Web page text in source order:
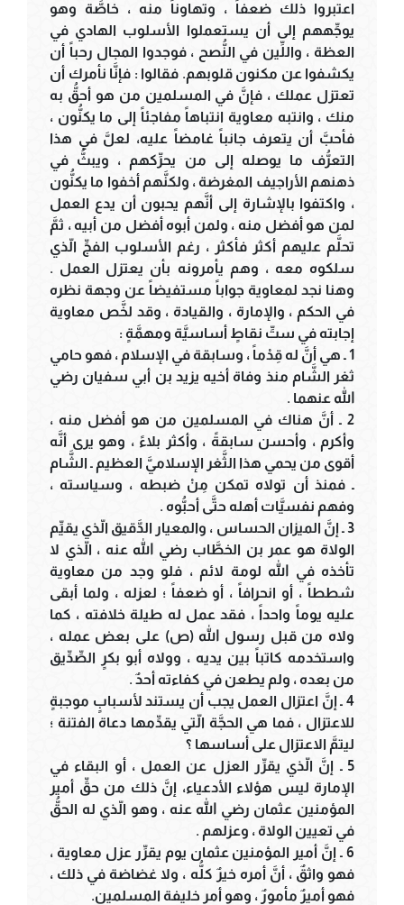
اعتبروا ذلك ضعفاً ، وتهاوناً منه ، خاصَّة وهو
يوجِّههم إلى أن يستعملوا الأسلوب الهادي في
العظة ، واللِّين في النُّصح ، فوجدوا المجال رحباً أن
يكشفوا عن مكنون قلوبهم. فقالوا : فإنَّا نأمرك أن
تعتزل عملك ، فإنَّ في المسلمين من هو أحقُّ به
منك ، وانتبه معاوية انتباهاً مفاجئاً إلى ما يكنُّون ،
فأحبَّ أن يتعرف جانباً غامضاً عليه، لعلَّ في هذا
التعرُّف ما يوصله إلى من يحرِّكهم ، ويبثُّ في
ذهنهم الأراجيف المغرضة ، ولكنَّهم أخفوا ما يكنُّون
، واكتفوا بالإشارة إلى أنَّهم يحبون أن يدع العمل
لمن هو أفضل منه ، ولمن أبوه أفضل من أبيه ، ثمَّ
تحلَّم عليهم أكثر فأكثر ، رغم الأسلوب الفجِّ الّذي
سلكوه معه ، وهم يأمرونه بأن يعتزل العمل .
وهنا نجد لمعاوية جواباً مستفيضاً عن وجهة نظره
في الحكم ، والإمارة ، والقيادة ، وقد لخَّص معاوية
إجابته في ستِّ نقاطٍ أساسيَّة ومهمَّةٍ :
1 ـ هي أنَّ له قِدْماً ، وسابقة في الإسلام ، فهو حامي
ثغر الشَّام منذ وفاة أخيه يزيد بن أبي سفيان رضي
الله عنهما .
2 ـ أنَّ هناك في المسلمين من هو أفضل منه ،
وأكرم ، وأحسن سابقةً ، وأكثر بلاءً ، وهو يرى أنَّه
أقوى من يحمي هذا الثَّغر الإسلاميَّ العظيم ـ الشَّام
ـ فمنذ أن تولاه تمكن مِنْ ضبطه ، وسياسته ،
وفهم نفسيَّات أهله حتَّى أحبُّوه .
3 ـ إنَّ الميزان الحساس ، والمعيار الدَّقيق الّذي يقيِّم
الولاة هو عمر بن الخطَّاب رضي الله عنه ، الّذي لا
تأخذه في الله لومة لائم ، فلو وجد من معاوية
شططاً ، أو انحرافاً ، أو ضعفاً ؛ لعزله ، ولما أبقى
عليه يوماً واحداً ، فقد عمل له طيلة خلافته ، كما
ولاه من قبل رسول الله (ص) على بعض عمله ،
واستخدمه كاتباً بين يديه ، وولاه أبو بكرٍ الصِّدِّيق
من بعده ، ولم يطعن في كفاءته أحدٌ .
4 ـ إنَّ اعتزال العمل يجب أن يستند لأسبابٍ موجبةٍ
للاعتزال ، فما هي الحجَّة الّتي يقدِّمها دعاة الفتنة ؛
ليتمَّ الاعتزال على أساسها ؟
5 ـ إنَّ الّذي يقرِّر العزل عن العمل ، أو البقاء في
الإمارة ليس هؤلاء الأدعياء، إنَّ ذلك من حقِّ أمير
المؤمنين عثمان رضي الله عنه ، وهو الّذي له الحقُّ
في تعيين الولاة ، وعزلهم .
6 ـ إنَّ أمير المؤمنين عثمان يوم يقرِّر عزل معاوية ،
فهو واثقٌ ، أنَّ أمره خيرٌ كلُّه ، ولا غضاضة في ذلك ،
فهو أميرٌ مأمورٌ ، وهو أمر خليفة المسلمين.